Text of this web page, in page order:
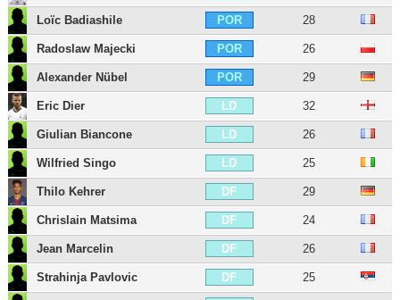
Loïc Badiashile POR 28
Radoslaw Majecki POR 26
Alexander Nübel POR 29
Eric Dier LD 32
Giulian Biancone LD 26
Wilfried Singo LD 25
Thilo Kehrer DF 29
Chrislain Matsima DF 24
Jean Marcelin DF 26
Strahinja Pavlovic DF 25